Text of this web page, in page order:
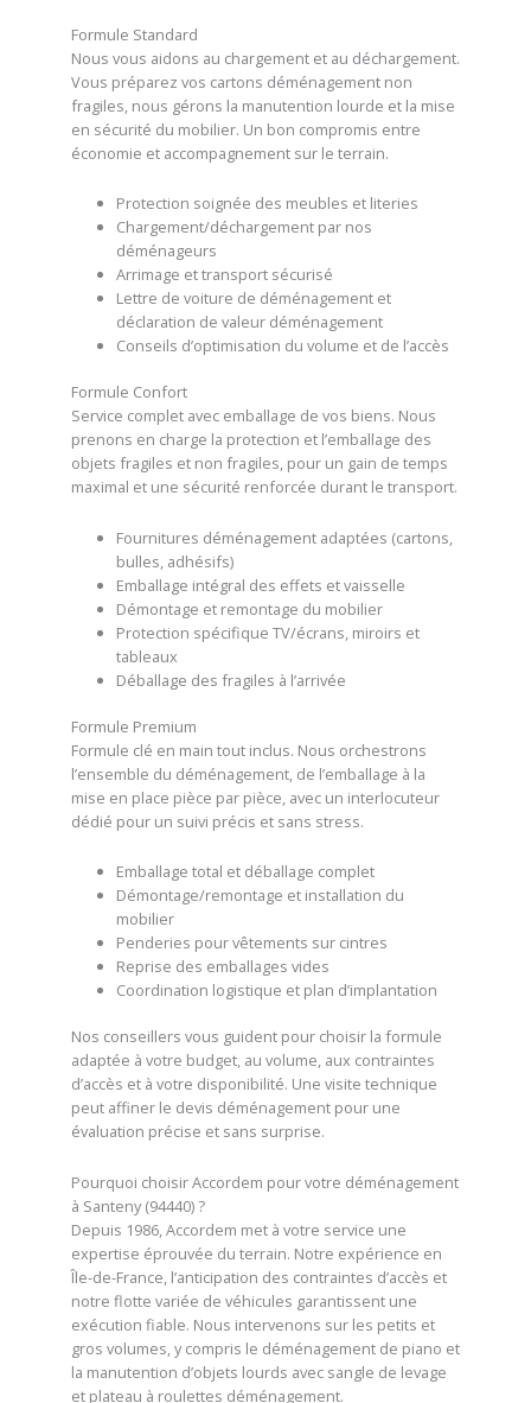
Formule Standard
Nous vous aidons au chargement et au déchargement.
Vous préparez vos cartons déménagement non
fragiles, nous gérons la manutention lourde et la mise
en sécurité du mobilier. Un bon compromis entre
économie et accompagnement sur le terrain.
Protection soignée des meubles et literies
Chargement/déchargement par nos
déménageurs
Arrimage et transport sécurisé
Lettre de voiture de déménagement et
déclaration de valeur déménagement
Conseils d’optimisation du volume et de l’accès
Formule Confort
Service complet avec emballage de vos biens. Nous
prenons en charge la protection et l’emballage des
objets fragiles et non fragiles, pour un gain de temps
maximal et une sécurité renforcée durant le transport.
Fournitures déménagement adaptées (cartons,
bulles, adhésifs)
Emballage intégral des effets et vaisselle
Démontage et remontage du mobilier
Protection spécifique TV/écrans, miroirs et
tableaux
Déballage des fragiles à l’arrivée
Formule Premium
Formule clé en main tout inclus. Nous orchestrons
l’ensemble du déménagement, de l’emballage à la
mise en place pièce par pièce, avec un interlocuteur
dédié pour un suivi précis et sans stress.
Emballage total et déballage complet
Démontage/remontage et installation du
mobilier
Penderies pour vêtements sur cintres
Reprise des emballages vides
Coordination logistique et plan d’implantation
Nos conseillers vous guident pour choisir la formule
adaptée à votre budget, au volume, aux contraintes
d’accès et à votre disponibilité. Une visite technique
peut affiner le devis déménagement pour une
évaluation précise et sans surprise.
Pourquoi choisir Accordem pour votre déménagement
à Santeny (94440) ?
Depuis 1986, Accordem met à votre service une
expertise éprouvée du terrain. Notre expérience en
Île-de-France, l’anticipation des contraintes d’accès et
notre flotte variée de véhicules garantissent une
exécution fiable. Nous intervenons sur les petits et
gros volumes, y compris le déménagement de piano et
la manutention d’objets lourds avec sangle de levage
et plateau à roulettes déménagement.